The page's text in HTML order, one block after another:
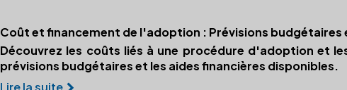
Coût et financement de l'adoption : Prévisions budgétaires
Découvrez les coûts liés à une procédure d'adoption et
prévisions budgétaires et les aides financières disponibles.
Lire la suite